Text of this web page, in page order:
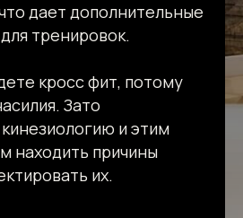
дает дополнительные
тренировок.
кросс фит, потому
Зато
и этим
находить причины
их.